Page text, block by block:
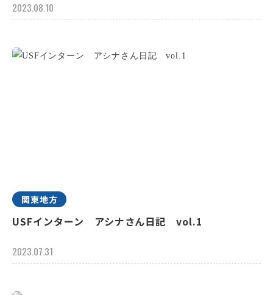
2023.08.10
関東地方
USFインターン アシナさん日記 vol.1
2023.07.31